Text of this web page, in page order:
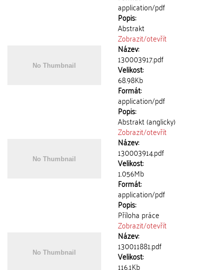
application/pdf
Popis:
Abstrakt
Zobrazit/otevřít
Název:
130003917.pdf
Velikost:
68.98Kb
Formát:
application/pdf
Popis:
Abstrakt (anglicky)
Zobrazit/otevřít
Název:
130003914.pdf
Velikost:
1.056Mb
Formát:
application/pdf
Popis:
Příloha práce
Zobrazit/otevřít
Název:
130011881.pdf
Velikost:
116.1Kb